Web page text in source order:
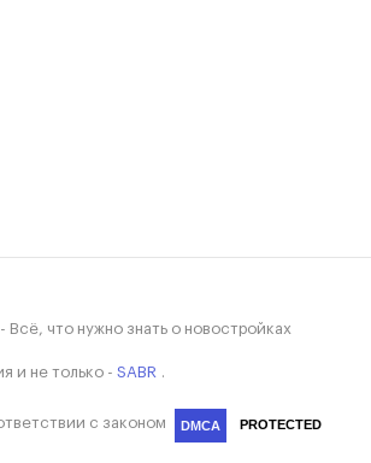
что нужно знать о новостройках
и не только - SABR
с законом DMCA PROTECTED